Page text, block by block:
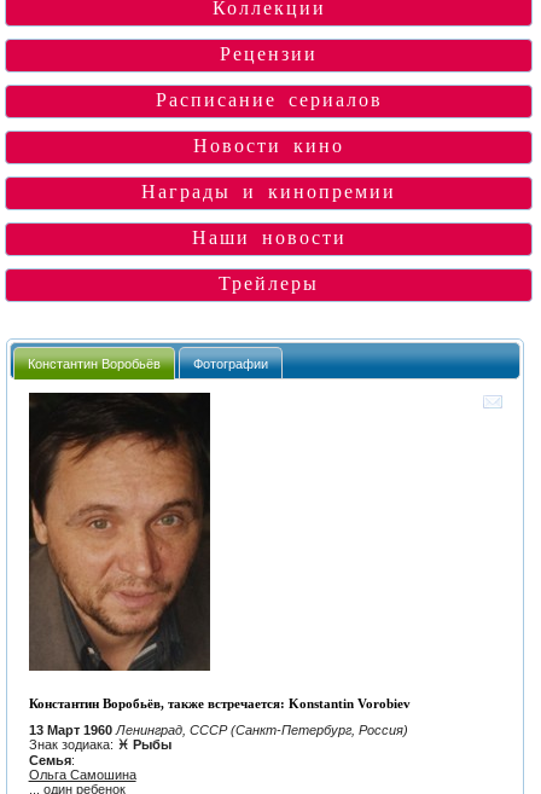
Коллекции
Рецензии
Расписание сериалов
Новости кино
Награды и кинопремии
Наши новости
Трейлеры
Константин Воробьёв Фотографии
Константин Воробьёв, также встречается: Konstantin Vorobiev
13 Март 1960 Ленинград, СССР (Санкт-Петербург, Россия)
Знак зодиака: ♓ Рыбы
Семья:
Ольга Самошина
... один ребенок